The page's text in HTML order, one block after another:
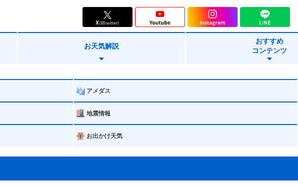
お天気解説
おすすめ
コンテンツ
アメダス
地震情報
お出かけ天気